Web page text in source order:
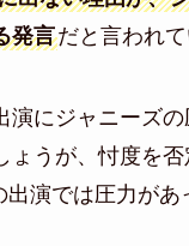
発言だと言われて
演にジャニーズ
ょうが、忖度を
演では圧力があ